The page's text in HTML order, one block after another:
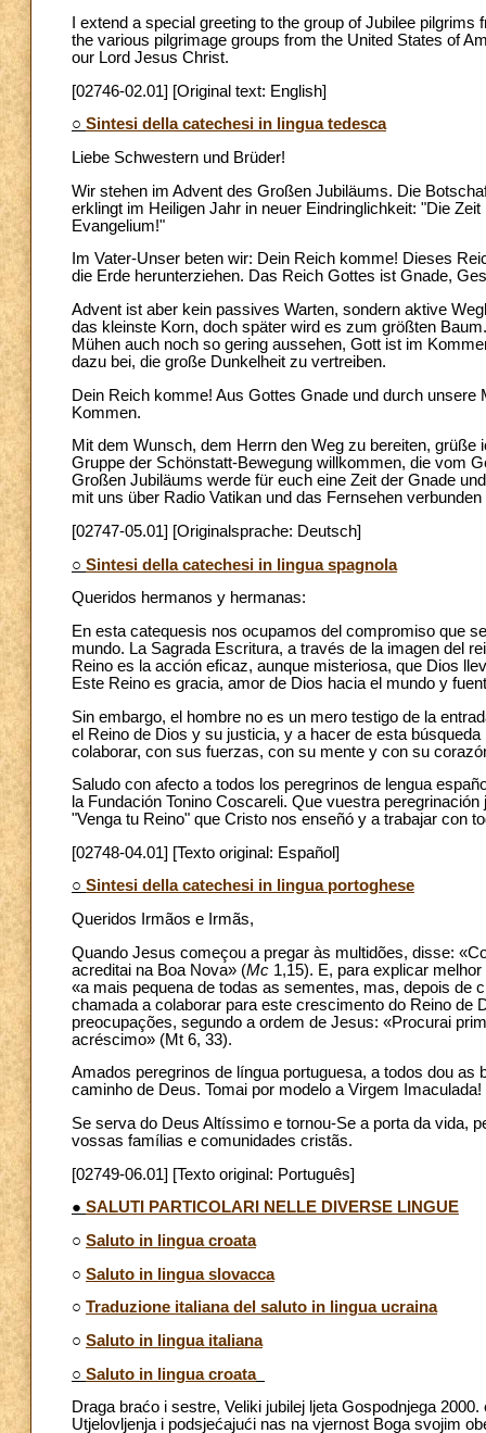
I extend a special greeting to the group of Jubilee
the various pilgrimage groups from the United States of
our Lord Jesus Christ.
[02746-02.01] [Original text: English]
○ Sintesi della catechesi in lingua tedesca
Liebe Schwestern und Brüder!
Wir stehen im Advent des Großen Jubiläums. Die
erklingt im Heiligen Jahr in neuer Eindringlichkeit: "Die
Evangelium!"
Im Vater-Unser beten wir: Dein Reich komme! Dieses
die Erde herunterziehen. Das Reich Gottes ist Gnade,
Advent ist aber kein passives Warten, sondern aktive
das kleinste Korn, doch später wird es zum größten
Mühen auch noch so gering aussehen, Gott ist im
dazu bei, die große Dunkelheit zu vertreiben.
Dein Reich komme! Aus Gottes Gnade und durch
Kommen.
Mit dem Wunsch, dem Herrn den Weg zu bereiten,
Gruppe der Schönstatt-Bewegung willkommen, die vom
Großen Jubiläums werde für euch eine Zeit der Gnade
mit uns über Radio Vatikan und das Fernsehen
[02747-05.01] [Originalsprache: Deutsch]
○ Sintesi della catechesi in lingua spagnola
Queridos hermanos y hermanas:
En esta catequesis nos ocupamos del compromiso que
mundo. La Sagrada Escritura, a través de la imagen del
Reino es la acción eficaz, aunque misteriosa, que Dios
Este Reino es gracia, amor de Dios hacia el mundo y
Sin embargo, el hombre no es un mero testigo de la
el Reino de Dios y su justicia, y a hacer de esta
colaborar, con sus fuerzas, con su mente y con su
Saludo con afecto a todos los peregrinos de lengua
la Fundación Tonino Coscareli. Que vuestra
"Venga tu Reino" que Cristo nos enseñó y a trabajar con
[02748-04.01] [Texto original: Español]
○ Sintesi della catechesi in lingua portoghese
Queridos Irmãos e Irmãs,
Quando Jesus começou a pregar às multidões, disse:
acreditai na Boa Nova» (Mc 1,15). E, para explicar
«a mais pequena de todas as sementes, mas, depois de
chamada a colaborar para este crescimento do Reino
preocupações, segundo a ordem de Jesus: «Procurai
acréscimo» (Mt 6, 33).
Amados peregrinos de língua portuguesa, a todos dou
caminho de Deus. Tomai por modelo a Virgem Imaculada!
Se serva do Deus Altíssimo e tornou-Se a porta da vida,
vossas famílias e comunidades cristãs.
[02749-06.01] [Texto original: Português]
● SALUTI PARTICOLARI NELLE DIVERSE LINGUE
○ Saluto in lingua croata
○ Saluto in lingua slovacca
○ Traduzione italiana del saluto in lingua ucraina
○ Saluto in lingua italiana
○ Saluto in lingua croata
Draga braćo i sestre, Veliki jubilej ljeta Gospodnjega
Utjelovljenja i podsjećajući nas na vjernost Boga svojim